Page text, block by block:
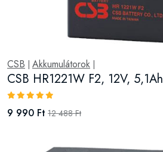
CSB Akkumulátorok
CSB HR1221W F2, 12V, 5,1Ah
9 990 Ft 12 488 Ft